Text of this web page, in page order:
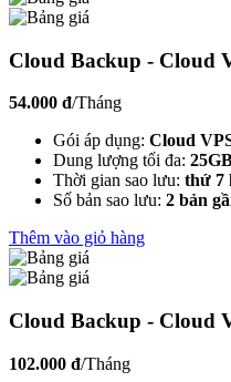
Cloud Backup - Cloud
54.000 đ/Tháng
Gói áp dụng: Cloud
Dung lượng tối đa:
Thời gian sao lưu: thứ 7
Số bản sao lưu: 2 bản
Thêm vào giỏ hàng
Cloud Backup - Cloud
102.000 đ/Tháng